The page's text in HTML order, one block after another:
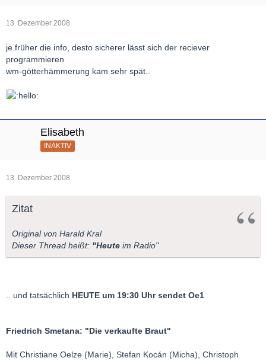
13. Dezember 2008
je früher die info, desto sicherer lässt sich der reciever
programmieren
wm-götterhämmerung kam sehr spät..
Elisabeth
INAKTIV
13. Dezember 2008
Zitat
Original von Harald Kral
Dieser Thread heißt: "Heute im Radio"
.. und tatsächlich HEUTE um 19:30 Uhr sendet Oe1
Friedrich Smetana: "Die verkaufte Braut"
Mit Christiane Oelze (Marie), Stefan Kocán (Micha), Christoph